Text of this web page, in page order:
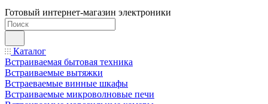
Готовый интернет-магазин электроники
Каталог
Встраиваемая бытовая техника
Встраиваемые вытяжки
Встраеваемые винные шкафы
Встраиваемые микроволновые печи